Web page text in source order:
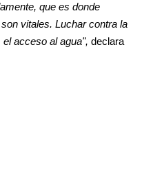
que es donde
vitales. Luchar contra la
acceso al agua",